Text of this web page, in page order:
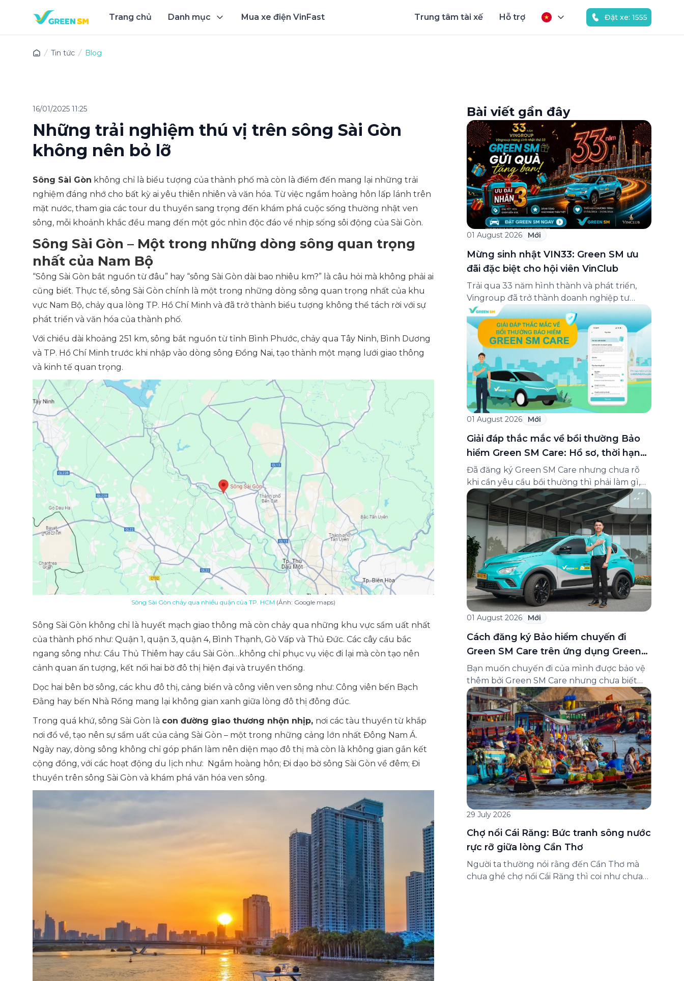
Trang chủ Danh mục Mua xe điện VinFast Trung tâm tài xế Hỗ trợ Đặt xe: 1555
Tin tức Blog
16/01/2025 11:25
Những trải nghiệm thú vị trên sông Sài Gòn
không nên bỏ lỡ
Sông Sài Gòn không chỉ là biểu tượng của thành phố mà còn là điểm đến mang lại những trải
nghiệm đáng nhớ cho bất kỳ ai yêu thiên nhiên và văn hóa. Từ việc ngắm hoàng hôn lấp lánh trên
mặt nước, tham gia các tour du thuyền sang trọng đến khám phá cuộc sống thường nhật ven
sông, mỗi khoảnh khắc đều mang đến một góc nhìn độc đáo về nhịp sống sôi động của Sài Gòn.
Sông Sài Gòn – Một trong những dòng sông quan trọng
nhất của Nam Bộ
“Sông Sài Gòn bắt nguồn từ đâu” hay “sông Sài Gòn dài bao nhiêu km?” là câu hỏi mà không phải ai
cũng biết. Thực tế, sông Sài Gòn chính là một trong những dòng sông quan trọng nhất của khu
vực Nam Bộ, chảy qua lòng TP. Hồ Chí Minh và đã trở thành biểu tượng không thể tách rời với sự
phát triển và văn hóa của thành phố.
Với chiều dài khoảng 251 km, sông bắt nguồn từ tỉnh Bình Phước, chảy qua Tây Ninh, Bình Dương
và TP. Hồ Chí Minh trước khi nhập vào dòng sông Đồng Nai, tạo thành một mạng lưới giao thông
và kinh tế quan trọng.
Sông Sài Gòn chảy qua nhiều quận của TP. HCM (Ảnh: Google maps)
Sông Sài Gòn không chỉ là huyết mạch giao thông mà còn chảy qua những khu vực sầm uất nhất
của thành phố như: Quận 1, quận 3, quận 4, Bình Thạnh, Gò Vấp và Thủ Đức. Các cây cầu bắc
ngang sông như: Cầu Thủ Thiêm hay cầu Sài Gòn…không chỉ phục vụ việc đi lại mà còn tạo nên
cảnh quan ấn tượng, kết nối hai bờ đô thị hiện đại và truyền thống.
Dọc hai bên bờ sông, các khu đô thị, cảng biển và công viên ven sông như: Công viên bến Bạch
Đằng hay bến Nhà Rồng mang lại không gian xanh giữa lòng đô thị đông đúc.
Trong quá khứ, sông Sài Gòn là con đường giao thương nhộn nhịp, nơi các tàu thuyền từ khắp
nơi đổ về, tạo nên sự sầm uất của cảng Sài Gòn – một trong những cảng lớn nhất Đông Nam Á.
Ngày nay, dòng sông không chỉ góp phần làm nên diện mạo đô thị mà còn là không gian gắn kết
cộng đồng, với các hoạt động du lịch như: Ngắm hoàng hôn; Đi dạo bờ sông Sài Gòn về đêm; Đi
thuyền trên sông Sài Gòn và khám phá văn hóa ven sông.
Bài viết gần đây
01 August 2026 Mới
Mừng sinh nhật VIN33: Green SM ưu
đãi đặc biệt cho hội viên VinClub
Trải qua 33 năm hình thành và phát triển,
Vingroup đã trở thành doanh nghiệp tư
nhân đa ngành lớn nhất Việt Nam, lọt Top 30
doanh nghiệp lớn nhất Đông Nam Á theo
bảng xếp hạng của Tạp chí Fortune (Mỹ).
Nhân kỷ niệm 33 năm thành lập (8/8/1993
đến 8/8/2026), Green SM trân […]
01 August 2026 Mới
Giải đáp thắc mắc về bồi thường Bảo
hiểm Green SM Care: Hồ sơ, thời hạn
và cách liên hệ hỗ trợ
Đã đăng ký Green SM Care nhưng chưa rõ
khi cần yêu cầu bồi thường thì phải làm gì,
hồ sơ ra sao, hay giấy chứng nhận bảo hiểm
tìm ở đâu? Bài viết này tổng hợp đầy đủ các
câu hỏi thường gặp nhất về quy trình bồi
thường và hỗ trợ của Green […]
01 August 2026 Mới
Cách đăng ký Bảo hiểm chuyến đi
Green SM Care trên ứng dụng Green
SM
Bạn muốn chuyến đi của mình được bảo vệ
thêm bởi Green SM Care nhưng chưa biết
đăng ký ở đâu? Bài viết dưới đây sẽ hướng
dẫn chi tiết cách tham gia (và hủy tham gia)
gói bảo hiểm này ngay trên ứng dụng Green
SM, cùng những lưu ý quan trọng trước khi
[…]
29 July 2026
Chợ nổi Cái Răng: Bức tranh sông nước
rực rỡ giữa lòng Cần Thơ
Người ta thường nói rằng đến Cần Thơ mà
chưa ghé chợ nổi Cái Răng thì coi như chưa